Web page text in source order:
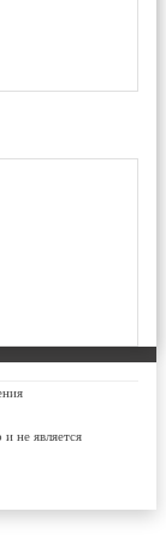
не является